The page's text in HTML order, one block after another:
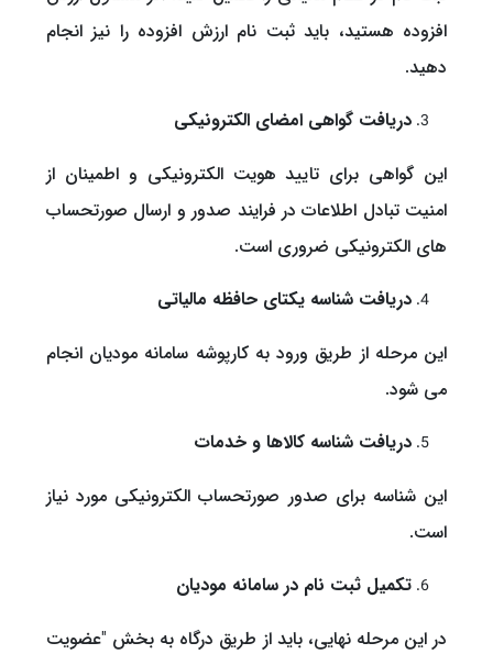
افزوده هستید، باید ثبت نام ارزش افزوده را نیز انجام
دهید.
دریافت گواهی امضای الکترونیکی
این گواهی برای تایید هویت الکترونیکی و اطمینان از
امنیت تبادل اطلاعات در فرایند صدور و ارسال صورتحساب
های الکترونیکی ضروری است.
دریافت شناسه یکتای حافظه مالیاتی
این مرحله از طریق ورود به کارپوشه سامانه مودیان انجام
می شود.
دریافت شناسه کالاها و خدمات
این شناسه برای صدور صورتحساب الکترونیکی مورد نیاز
است.
تکمیل ثبت نام در سامانه مودیان
در این مرحله نهایی، باید از طریق درگاه به بخش "عضویت